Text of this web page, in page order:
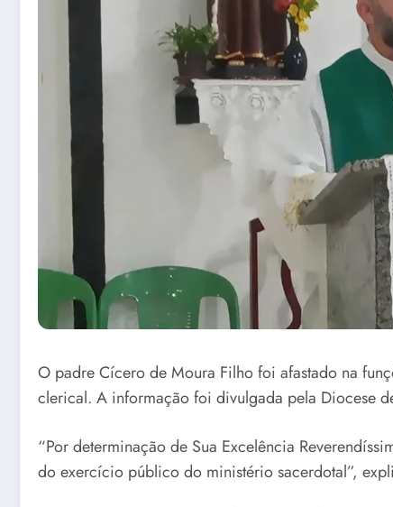
O padre Cícero de Moura Filho foi afastado na
clerical. A informação foi divulgada pela Diocese
“Por determinação de Sua Excelência
do exercício público do ministério sacerdotal”,